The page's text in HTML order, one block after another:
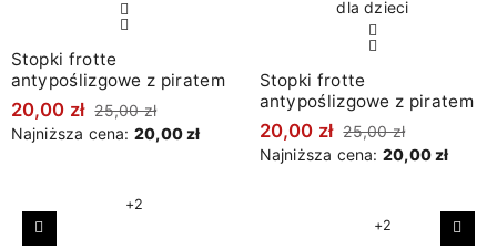
Stopki frotte
antypoślizgowe z piratem
20,00 zł 25,00 zł
Najniższa cena: 20,00 zł
+2
Stopki frotte
antypoślizgowe z piratem
20,00 zł 25,00 zł
Najniższa cena: 20,00 zł
+2
Poprzedni